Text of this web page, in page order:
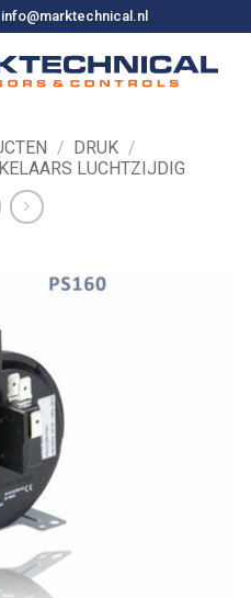
info@marktechnical.nl
/ DRUK /
LUCHTZIJDIG